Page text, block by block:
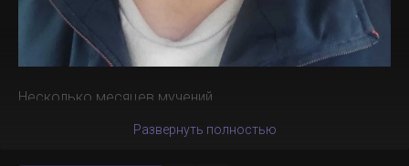
Несколько месяцев мучений.
Развернуть полностью